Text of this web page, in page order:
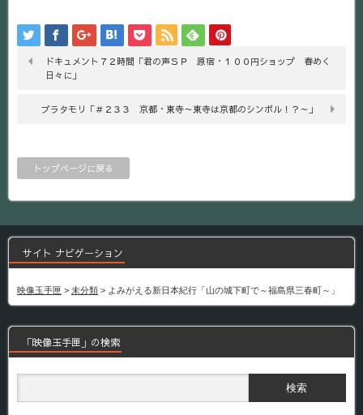
ドキュメント７２時間「君の声ＳＰ 原宿・１００円ショップ 春めく
日々に」
ブラタモリ「＃２３３ 京都・東寺～東寺は京都のシンボル！？～」
トップページに戻る
サイト ナビゲーション
映像玉手匣 > 未分類 > よみがえる新日本紀行「山の城下町で～福島県三春町～」
「映像玉手匣」の検索